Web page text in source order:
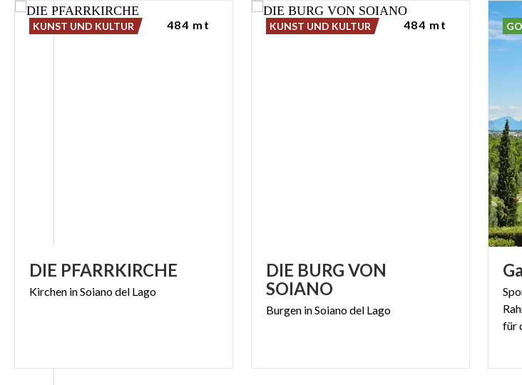
DIE PFARRKIRCHE
Kirchen inSoianodel Lago
KUNST UND KULTUR 484 mt
DIE BURG VON
SOIANO
Burgen inSoianodel Lago
KUNST UND KULTUR 484 mt